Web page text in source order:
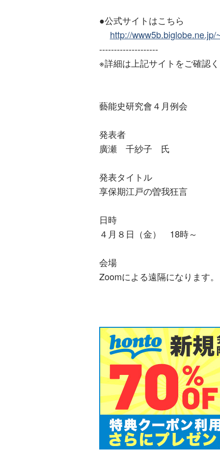
●公式サイトはこちら
http://
--------------------
※詳細は上記サイトをご確認
藝能史研究會４月例会
発表者
廣瀬 千紗子 氏
発表タイトル
享保期江戸の曽我狂言
日時
４月８日（金） 18時～
会場
Zoomによる遠隔になります。